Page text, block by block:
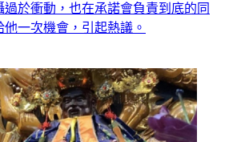
於衝動，也在承諾會負責到底的同
一次機會，引起熱議。